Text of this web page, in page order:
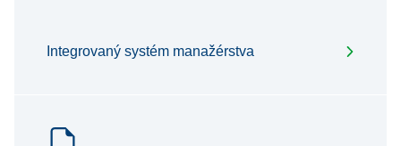
Integrovaný systém manažérstva